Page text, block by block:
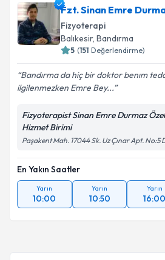
Fzt. Sinan Emre
Fizyoterapi
Balıkesir, Bandırma
5 (151 Değerlendirme)
Bandırma da hiç bir doktor benım
ilgilenmezken Emre Bey...
Fizyoterapist Sinan Emre Durmaz Özel
Hizmet Birimi
Paşakent Mah. 17044 Sk. Uz Çınar Apt. No:5
En Yakın Saatler
Yarın
10:00
Yarın
10:50
Yarın
16:00